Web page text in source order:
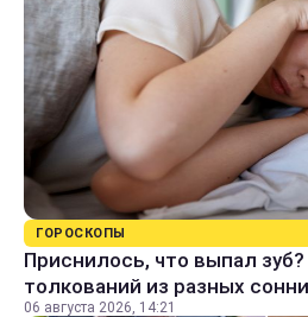
ГОРОСКОПЫ
Приснилось, что выпал
толкований из разных
06 августа 2026, 14:21